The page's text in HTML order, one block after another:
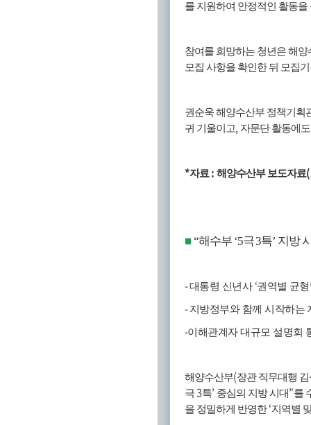
를 지원하여 안정적인 활동
참여를 희망하는 청년은 해
모집 사항을 확인한 뒤 모집
권순욱 해양수산부 정책기획
귀 기울이고, 자문단 활동에
*자료 : 해양수산부 보도자료
■ “해수부 ‘5극3특’ 지방
-대통령 신년사 ‘권역별 균
-지방정부와 함께 시작하는
-이해관계자 대규모 설명회
해양수산부(장관 직무대행
극3특’ 중심의 지방 시대”를
을 정밀하게 반영한‘지역별